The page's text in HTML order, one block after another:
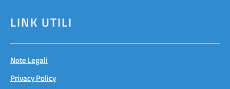
LINK UTILI
Note Legali
Privacy Policy